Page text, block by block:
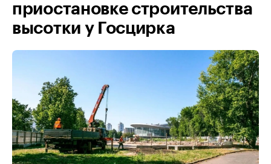
приостановке строительства
высотки у Госцирка